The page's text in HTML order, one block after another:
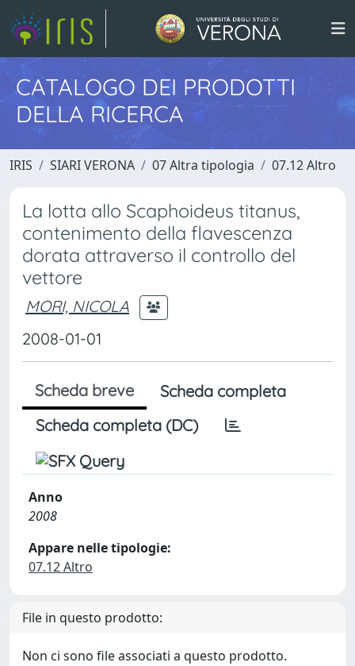
CATALOGO DEI PRODOTTI
DELLA RICERCA
IRIS SIARI VERONA 07 Altra tipologia 07.12 Altro
La lotta allo Scaphoideus titanus,
contenimento della flavescenza
dorata attraverso il controllo del
vettore
MORI, NICOLA
2008-01-01
Scheda breve
Scheda completa
Scheda completa (DC)
Anno
2008
Appare nelle tipologie:
07.12 Altro
File in questo prodotto:
Non ci sono file associati a questo prodotto.